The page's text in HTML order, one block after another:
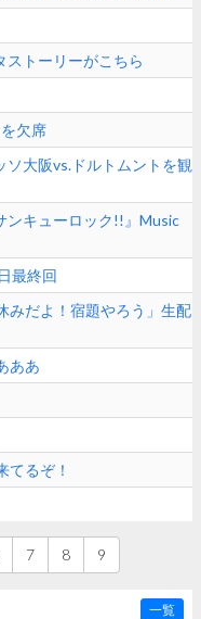
ストーリーがこちら
欠席
ソ大阪vs.ドルトムントを観
ンキューロック!!』Music
最終回
みだよ！宿題やろう」生配
ああ
てるぞ！
7 8 9
一覧